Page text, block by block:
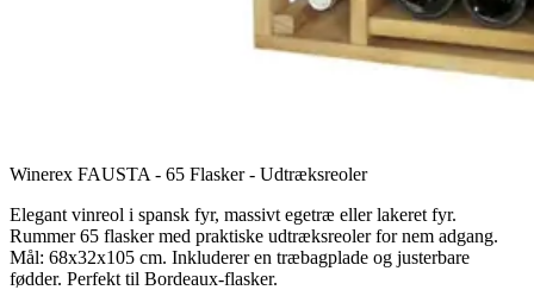
Winerex FAUSTA - 65 Flasker - Udtræksreoler
Elegant vinreol i spansk fyr, massivt egetræ eller lakeret fyr.
Rummer 65 flasker med praktiske udtræksreoler for nem adgang.
Mål: 68x32x105 cm. Inkluderer en træbagplade og justerbare
fødder. Perfekt til Bordeaux-flasker.